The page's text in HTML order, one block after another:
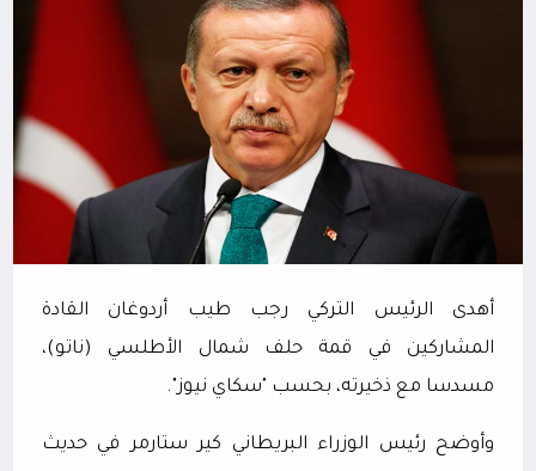
أهدى الرئيس التركي رجب طيب أردوغان القادة
المشاركين في قمة حلف شمال الأطلسي (ناتو)،
مسدسا مع ذخيرته، بحسب "سكاي نيوز".
وأوضح رئيس الوزراء البريطاني كير ستارمر في حديث